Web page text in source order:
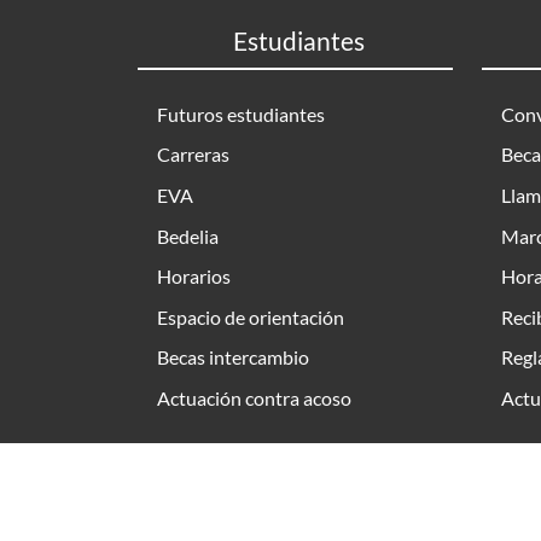
Estudiantes
Futuros estudiantes
Carreras
EVA
Bedelia
Horarios
Espacio de orientación
Becas intercambio
Actuación contra acoso